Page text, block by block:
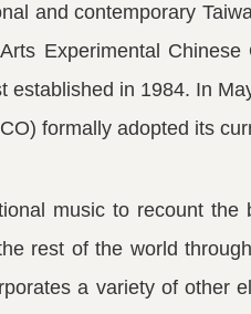
and contemporary
Experimental
established in 1984. In
formally adopted its
music to recount the
rest of the world
a variety of other